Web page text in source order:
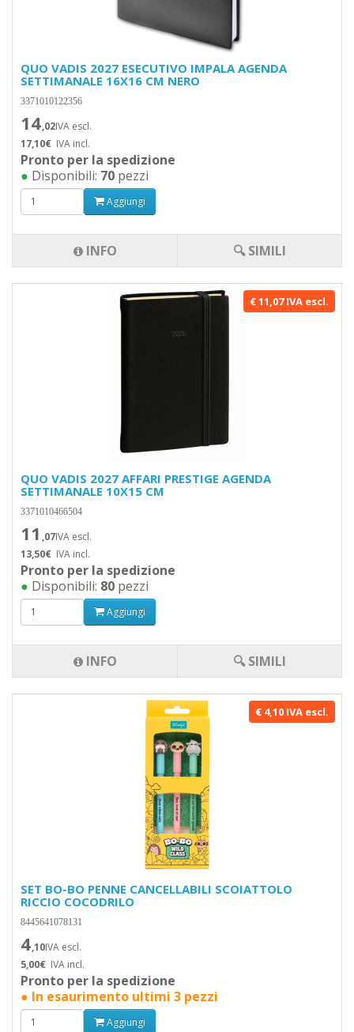
QUO VADIS 2027 ESECUTIVO IMPALA AGENDA
SETTIMANALE 16X16 CM NERO
3371010122356
14,02IVA escl.
17,10€ IVA incl.
Pronto per la spedizione
● Disponibili: 70 pezzi
Aggiungi
INFO 🔍 SIMILI
€ 11,07 IVA escl.
QUO VADIS 2027 AFFARI PRESTIGE AGENDA
SETTIMANALE 10X15 CM
3371010466504
11 ,07IVA escl.
13,50€ IVA incl.
Pronto per la spedizione
● Disponibili: 80 pezzi
Aggiungi
INFO 🔍 SIMILI
€ 4,10 IVA escl.
SET BO-BO PENNE CANCELLABILI SCOIATTOLO
RICCIO COCODRILO
8445641078131
4,10IVA escl.
5,00€ IVA incl.
Pronto per la spedizione
● In esaurimento ultimi 3 pezzi
Aggiungi